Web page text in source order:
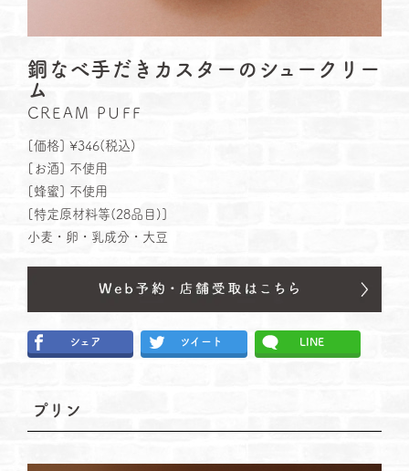
銅なべ手だきカスターのシュークリー
ム
CREAM PUFF
[価格] ¥346(税込)
[お酒] 不使用
[蜂蜜] 不使用
[特定原材料等(28品⽬)]
小麦・卵・乳成分・大豆
シェア ツイート LINE
プリン